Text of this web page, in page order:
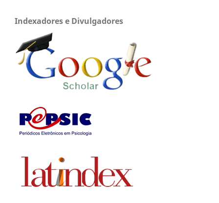
Indexadores e Divulgadores